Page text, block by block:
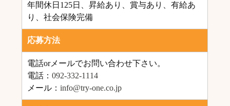
年間休日125日、昇給あり、賞与あり、有給あ
り、社会保険完備
応募方法
電話orメールでお問い合わせ下さい。
電話：092-332-1114
メール：info@try-one.co.jp